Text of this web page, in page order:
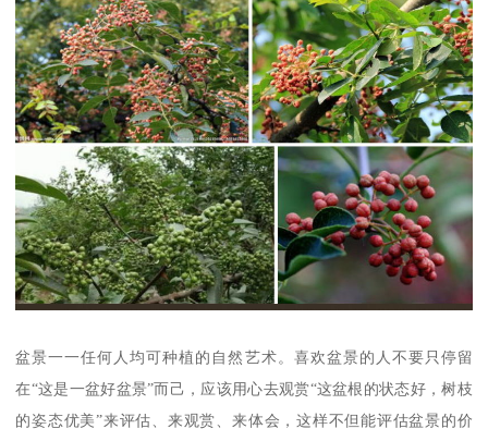
盆景一一任何人均可种植的自然艺术。喜欢盆景的人不要只停留
在“这是一盆好盆景”而己，应该用心去观赏“这盆根的状态好，树枝
的姿态优美”来评估、来观赏、来体会，这样不但能评估盆景的价